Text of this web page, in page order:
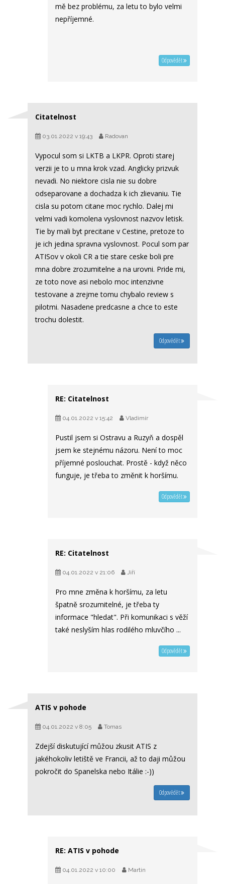
mě bez problému, za letu to bylo velmi
nepříjemné.
Odpovědět
Citatelnost
03.01.2022 v 19:43 Radovan
Vypocul som si LKTB a LKPR. Oproti starej
verzii je to u mna krok vzad. Anglicky prizvuk
nevadi. No niektore cisla nie su dobre
odseparovane a dochadza k ich zlievaniu. Tie
cisla su potom citane moc rychlo. Dalej mi
velmi vadi komolena vyslovnost nazvov letisk.
Tie by mali byt precitane v Cestine, pretoze to
je ich jedina spravna vyslovnost. Pocul som par
ATISov v okoli CR a tie stare ceske boli pre
mna dobre zrozumitelne a na urovni. Pride mi,
ze toto nove asi nebolo moc intenzivne
testovane a zrejme tomu chybalo review s
pilotmi. Nasadene predcasne a chce to este
trochu dolestit.
Odpovědět
RE: Citatelnost
04.01.2022 v 15:42 Vladimír
Pustil jsem si Ostravu a Ruzyň a dospěl
jsem ke stejnému názoru. Není to moc
příjemné poslouchat. Prostě - když něco
funguje, je třeba to změnit k horšímu.
Odpovědět
RE: Citatelnost
04.01.2022 v 21:06 Jiří
Pro mne změna k horšímu, za letu
špatně srozumitelné, je třeba ty
informace "hledat". Při komunikaci s věží
také neslyším hlas rodilého mluvčího ...
Odpovědět
ATIS v pohode
04.01.2022 v 8:05 Tomas
Zdejší diskutující můžou zkusit ATIS z
jakéhokoliv letiště ve Francii, až to daji můžou
pokročit do Spanelska nebo Itálie :-))
Odpovědět
RE: ATIS v pohode
04.01.2022 v 10:00 Martin